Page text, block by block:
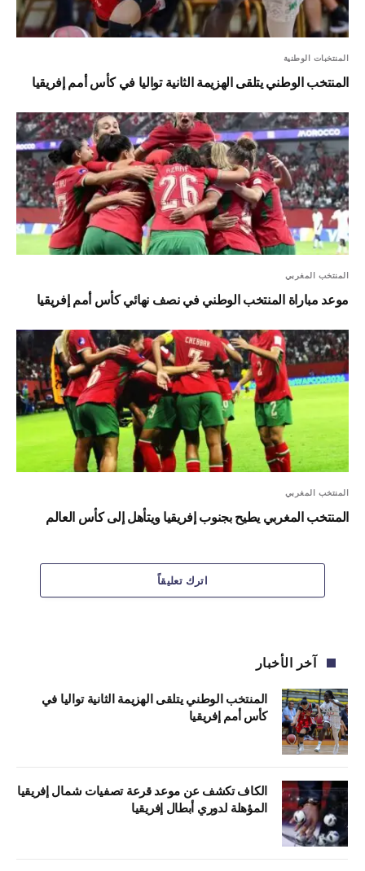
المنتخبات الوطنية
المنتخب الوطني يتلقى الهزيمة الثانية تواليا في كأس أمم إفريقيا
المنتخب المغربي
موعد مباراة المنتخب الوطني في نصف نهائي كأس أمم إفريقيا
المنتخب المغربي
المنتخب المغربي يطيح بجنوب إفريقيا ويتأهل إلى كأس العالم
اترك تعليقاً
آخر الأخبار
المنتخب الوطني يتلقى الهزيمة الثانية تواليا في
كأس أمم إفريقيا
الكاف تكشف عن موعد قرعة تصفيات شمال إفريقيا
المؤهلة لدوري أبطال إفريقيا